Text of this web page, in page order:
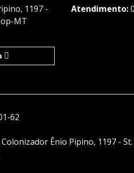
1197 -
MT
Atendimento:
62
Colonizador Ênio Pipino, 1197 -